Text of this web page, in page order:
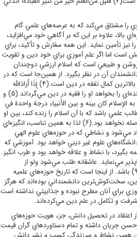
را مشتاق مي‌کند که به عرصههاي علمي گام
اي بالا، علاوه بر اين که بر آگاهي خود مي‌افزايد،
نيز تأمين نمايد. اين همه سفارش و تأکيد، براي
است اما اگر علم آموزي براي خود دين و تقويت
روشن و طبيعي است که اسلام ارزشي دوچندان
دانشمندان آن در نظر بگيرد. از همينجا است که در
اسلام، الْكَمَالُ كُلُّ الْكَمَالِ التَّفَقُّهُ فِي‌الدِّين‏؛ بالاترين کمال تفقه در دين است.(4) إِذَا أَرَادَ‌الله
اي را بخواهد او را فقيه در دين مي‌گرداند.(5) و
كان بينه و بين الأنبياء درجة واحدة في
علمي باشد كه با آن اسلام را زنده كند، بين او
به همين تناسب، انگيزه
اي
مي‌شود و نشاطي که در حوزههاي علوم الهي
هاي علوم غير ديني خواهد بود. آموزشي که
بگيرد، با نشاط و علاقه خواهد بود و طرب انگيز.
مي‌نمايد. عاشقانه طلب مي‌شود ولو از
چين(7) و يا در نزد منافق(8) و مشرک(9) باشد. از اينجا است که تاريخ حوزه‌هاي علميه
سختکوشترين دانشمنداني بودهاند که هرگز
براي آنان مطرح نبوده و جذابيتي نداشته است
و تکامل در علم دين مي‌کرده‌اند.
اعتقاد در تحصيل دانش، جزء هويت حوزههاي
جريان داشته و تمام دستاوردهاي گران قيمت